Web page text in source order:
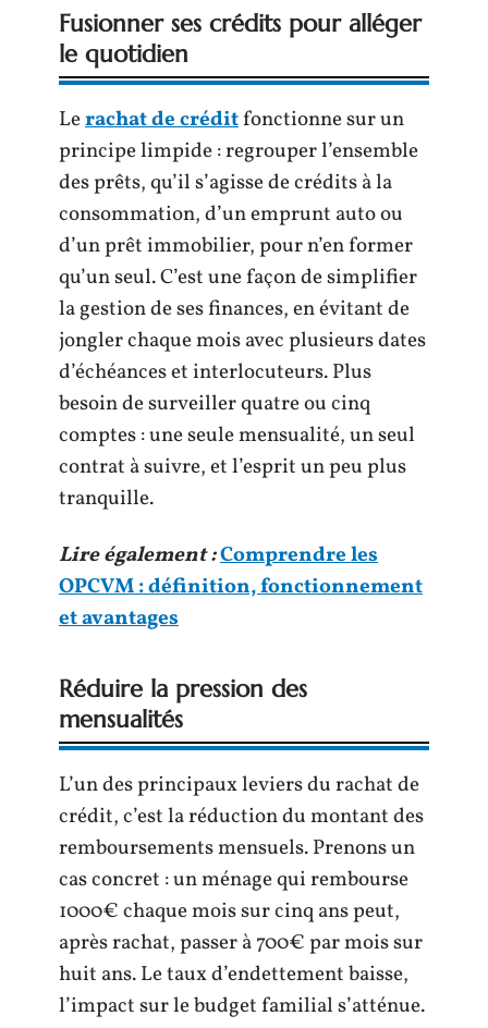
Fusionner ses crédits pour alléger
le quotidien
Lerachat de créditfonctionne sur un
principe limpide : regrouper l’ensemble
des prêts, qu’il s’agisse de crédits à la
consommation, d’un emprunt auto ou
d’un prêt immobilier, pour n’en former
qu’un seul. C’est une façon de simplifier
la gestion de ses finances, en évitant de
jongler chaque mois avec plusieurs dates
d’échéances et interlocuteurs. Plus
besoin de surveiller quatre ou cinq
comptes : une seule mensualité, un seul
contrat à suivre, et l’esprit un peu plus
tranquille.
Lire également :Comprendre les
OPCVM : définition, fonctionnement
et avantages
Réduire la pression des
mensualités
L’un des principaux leviers du rachat de
crédit, c’est la réduction du montant des
remboursements mensuels. Prenons un
cas concret : un ménage qui rembourse
1000€ chaque mois sur cinq ans peut,
après rachat, passer à 700€ par mois sur
huit ans. Le taux d’endettement baisse,
l’impact sur le budget familial s’atténue.